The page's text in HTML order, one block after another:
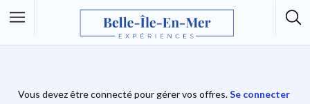
Vous devez être connecté pour gérer vos offres.Se connecter